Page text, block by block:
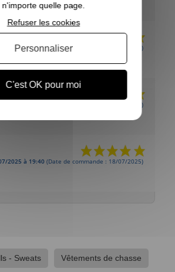
2026 à 14:30(Date de commande : 09/05/2026)
DE L YSER
(Date de commande : 17/12/2025)
2025 à 19:40 (Date de commande : 18/07/2025)
- Sweats Vêtements de chasse
n'importe quelle page.
C'est OK pour moi
Refuser les cookies
Personnaliser